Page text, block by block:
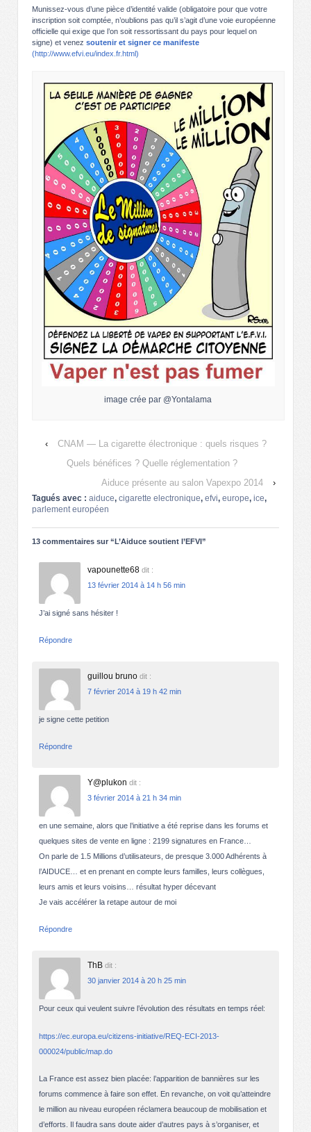
Munissez-vous d’une pièce d’identité valide (obligatoire pour que votre
inscription soit comptée, n’oublions pas qu’il s’agit d’une voie européenne
officielle qui exige que l’on soit ressortissant du pays pour lequel on
signe) et venez soutenir et signer ce manifeste
(http://www.efvi.eu/index.fr.html)
image crée par @Yontalama
‹
CNAM — La cigarette électronique : quels risques ?
Quels bénéfices ? Quelle réglementation ?
Aiduce présente au salon Vapexpo 2014
›
Tagués avec : aiduce, cigarette electronique, efvi, europe, ice,
parlement européen
13 commentaires sur “L’Aiduce soutient l’EFVI”
vapounette68 dit :
13 février 2014 à 14 h 56 min
J’ai signé sans hésiter !
Répondre
guillou bruno dit :
7 février 2014 à 19 h 42 min
je signe cette petition
Répondre
Y@plukon dit :
3 février 2014 à 21 h 34 min
en une semaine, alors que l’initiative a été reprise dans les forums et
quelques sites de vente en ligne : 2199 signatures en France…
On parle de 1.5 Millions d’utilisateurs, de presque 3.000 Adhérents à
l’AIDUCE… et en prenant en compte leurs familles, leurs collègues,
leurs amis et leurs voisins… résultat hyper décevant
Je vais accélérer la retape autour de moi
Répondre
ThB dit :
30 janvier 2014 à 20 h 25 min
Pour ceux qui veulent suivre l’évolution des résultats en temps réel:
https://ec.europa.eu/citizens-initiative/REQ-ECI-2013-
000024/public/map.do
La France est assez bien placée: l’apparition de bannières sur les
forums commence à faire son effet. En revanche, on voit qu’atteindre
le million au niveau européen réclamera beaucoup de mobilisation et
d’efforts. Il faudra sans doute aider d’autres pays à s’organiser, et